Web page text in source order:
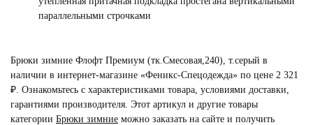
параллельными строчками
Брюки зимние Флофт Премиум (тк.Смесовая,240), т.серый в
наличии в интернет-магазине «Феникс-Спецодежда» по цене 2 321
₽. Ознакомьтесь с характеристиками товара, условиями доставки,
гарантиями производителя. Этот артикул и другие товары
категории Брюки зимние можно заказать на сайте и получить